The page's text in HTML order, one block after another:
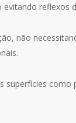
reflexos
não
superfícies como